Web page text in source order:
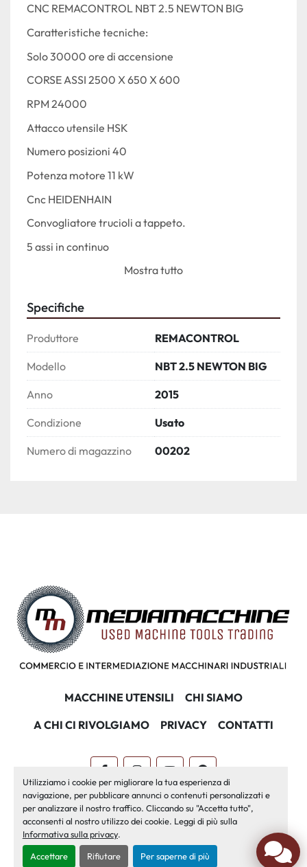
Utilizziamo i cookie per migliorare la tua esperienza di
navigazione, per pubblicare annunci o contenuti personalizzati e
per analizzare il nostro traffico. Cliccando su "Accetta tutto",
acconsenti al nostro utilizzo dei cookie. Leggi di più sulla
Informativa sulla privacy.
Accettare Rifiutare Per saperne di più
CNC REMACONTROL NBT 2.5 NEWTON BIG
Caratteristiche tecniche:
Solo 30000 ore di accensione
CORSE ASSI 2500 X 650 X 600
RPM 24000
Attacco utensile HSK
Numero posizioni 40
Potenza motore 11 kW
Cnc HEIDENHAIN
Convogliatore trucioli a tappeto.
5 assi in continuo
Anno di costruzione 2015Mostra tutto
Specifiche
Produttore REMACONTROL
Modello NBT 2.5 NEWTON BIG
Anno 2015
Condizione Usato
Numero di magazzino 00202
MACCHINE UTENSILI
CHI SIAMO
A CHI CI RIVOLGIAMO
PRIVACY CONTATTI
facebookinstagramyoutubepinterest
Machinio Systemsito web diMachinio
Personalizza le preferenze sui Cookies